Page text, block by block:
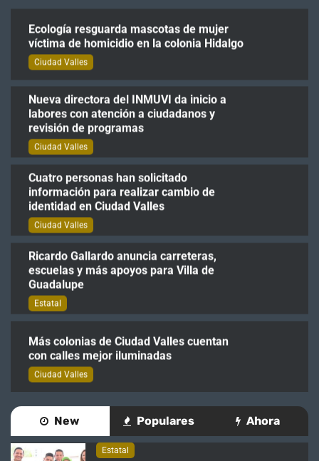
Ecología resguarda mascotas de mujer
víctima de homicidio en la colonia Hidalgo
Ciudad Valles
Nueva directora del INMUVI da inicio a
labores con atención a ciudadanos y
revisión de programas
Ciudad Valles
Cuatro personas han solicitado
información para realizar cambio de
identidad en Ciudad Valles
Ciudad Valles
Ricardo Gallardo anuncia carreteras,
escuelas y más apoyos para Villa de
Guadalupe
Estatal
Más colonias de Ciudad Valles cuentan
con calles mejor iluminadas
Ciudad Valles
Ecología resguarda mascotas de mujer
víctima de homicidio en la colonia Hidalgo
Ciudad Valles
New Populares Ahora
Estatal